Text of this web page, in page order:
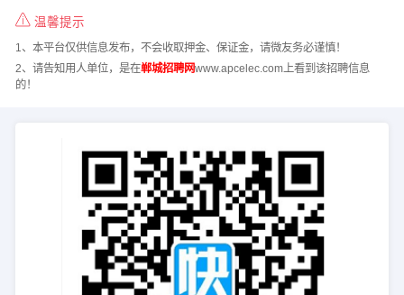
温馨提示
1、本平台仅供信息发布，不会收取押金、保证金，请微友务必谨慎！
2、请告知用人单位，是在郸城招聘网www.apcelec.com上看到该招聘信息
的！